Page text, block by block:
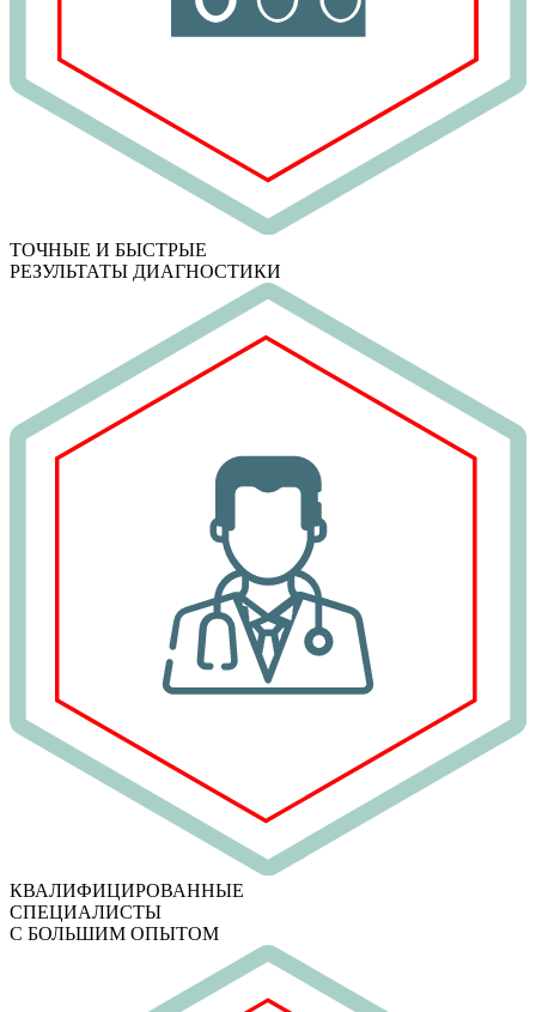
ТОЧНЫЕ И БЫСТРЫЕ
РЕЗУЛЬТАТЫ ДИАГНОСТИКИ
КВАЛИФИЦИРОВАННЫЕ
СПЕЦИАЛИСТЫ
С БОЛЬШИМ ОПЫТОМ